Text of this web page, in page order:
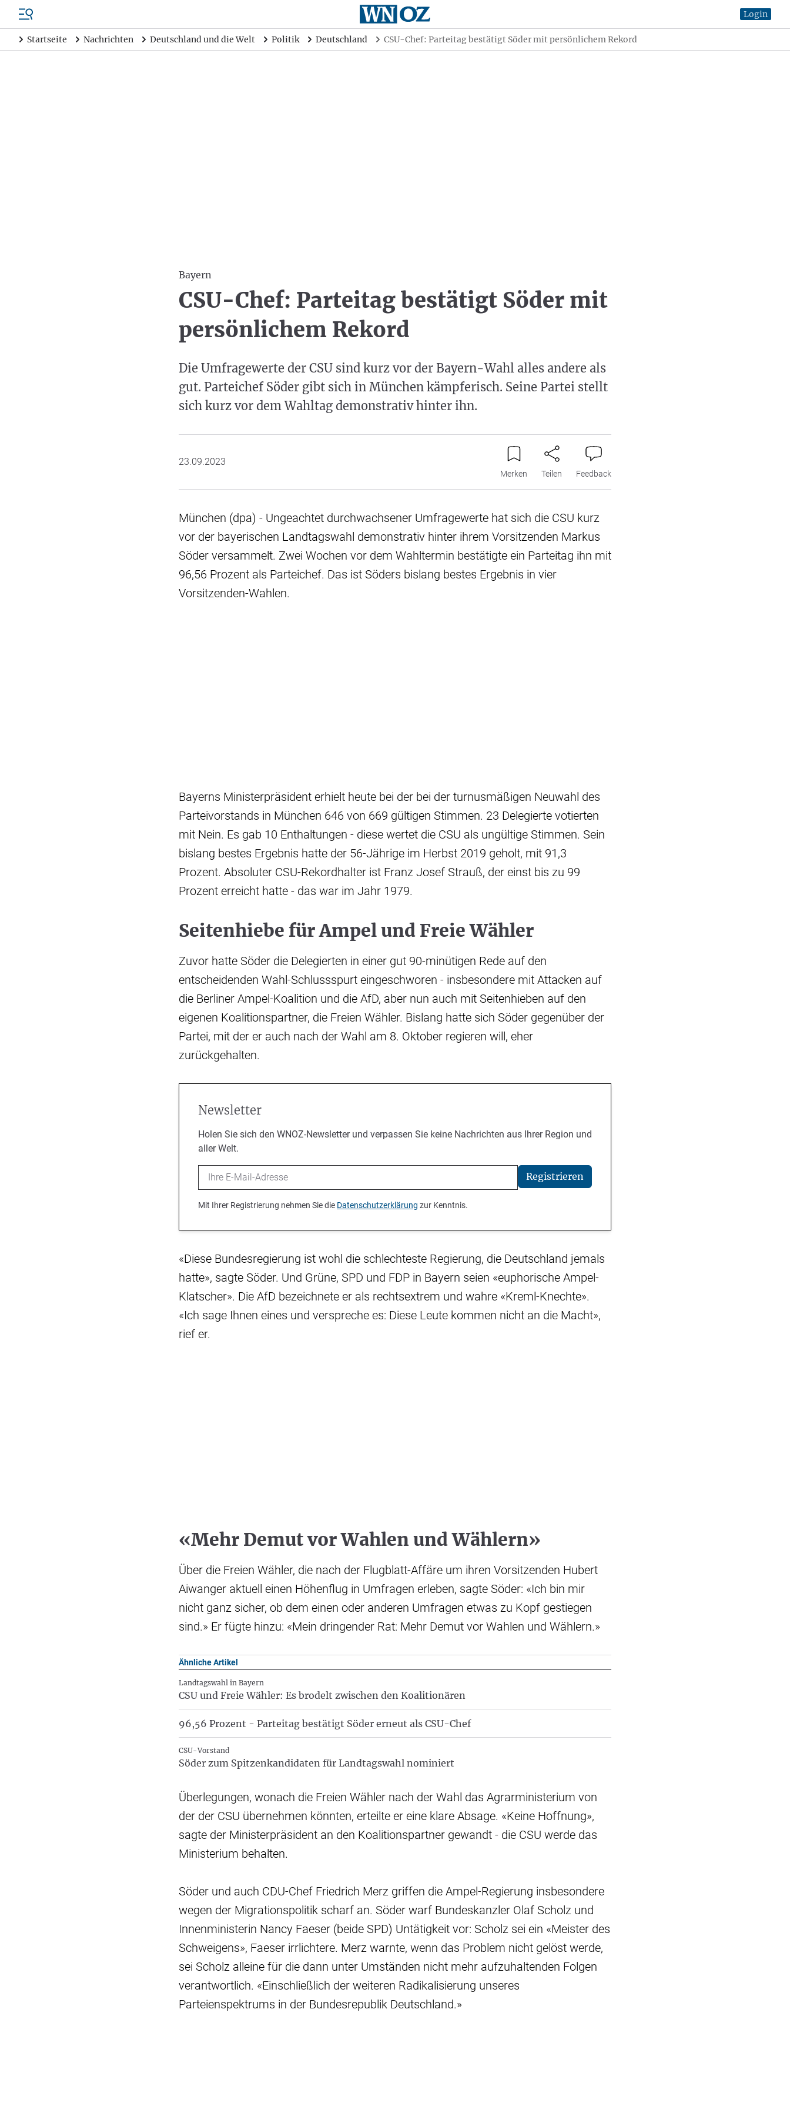
Login
Startseite Nachrichten Deutschland und die Welt Politik Deutschland CSU-Chef: Parteitag bestätigt Söder mit persönlichem Rekord
Bayern
CSU-Chef: Parteitag bestätigt Söder mit
persönlichem Rekord
Die Umfragewerte der CSU sind kurz vor der Bayern-Wahl alles andere als
gut. Parteichef Söder gibt sich in München kämpferisch. Seine Partei stellt
sich kurz vor dem Wahltag demonstrativ hinter ihn.
23.09.2023
Merken Teilen Feedback
München (dpa) - Ungeachtet durchwachsener Umfragewerte hat sich die CSU kurz
vor der bayerischen Landtagswahl demonstrativ hinter ihrem Vorsitzenden Markus
Söder versammelt. Zwei Wochen vor dem Wahltermin bestätigte ein Parteitag ihn mit
96,56 Prozent als Parteichef. Das ist Söders bislang bestes Ergebnis in vier
Vorsitzenden-Wahlen.
Bayerns Ministerpräsident erhielt heute bei der bei der turnusmäßigen Neuwahl des
Parteivorstands in München 646 von 669 gültigen Stimmen. 23 Delegierte votierten
mit Nein. Es gab 10 Enthaltungen - diese wertet die CSU als ungültige Stimmen. Sein
bislang bestes Ergebnis hatte der 56-Jährige im Herbst 2019 geholt, mit 91,3
Prozent. Absoluter CSU-Rekordhalter ist Franz Josef Strauß, der einst bis zu 99
Prozent erreicht hatte - das war im Jahr 1979.
Seitenhiebe für Ampel und Freie Wähler
Zuvor hatte Söder die Delegierten in einer gut 90-minütigen Rede auf den
entscheidenden Wahl-Schlussspurt eingeschworen - insbesondere mit Attacken auf
die Berliner Ampel-Koalition und die AfD, aber nun auch mit Seitenhieben auf den
eigenen Koalitionspartner, die Freien Wähler. Bislang hatte sich Söder gegenüber der
Partei, mit der er auch nach der Wahl am 8. Oktober regieren will, eher
zurückgehalten.
Newsletter
Holen Sie sich den WNOZ-Newsletter und verpassen Sie keine Nachrichten aus Ihrer Region und
aller Welt.
Email Registrieren
Mit Ihrer Registrierung nehmen Sie die Datenschutzerklärung zur Kenntnis.
«Diese Bundesregierung ist wohl die schlechteste Regierung, die Deutschland jemals
hatte», sagte Söder. Und Grüne, SPD und FDP in Bayern seien «euphorische Ampel-
Klatscher». Die AfD bezeichnete er als rechtsextrem und wahre «Kreml-Knechte».
«Ich sage Ihnen eines und verspreche es: Diese Leute kommen nicht an die Macht»,
rief er.
«Mehr Demut vor Wahlen und Wählern»
Über die Freien Wähler, die nach der Flugblatt-Affäre um ihren Vorsitzenden Hubert
Aiwanger aktuell einen Höhenflug in Umfragen erleben, sagte Söder: «Ich bin mir
nicht ganz sicher, ob dem einen oder anderen Umfragen etwas zu Kopf gestiegen
sind.» Er fügte hinzu: «Mein dringender Rat: Mehr Demut vor Wahlen und Wählern.»
Ähnliche Artikel
Landtagswahl in Bayern
CSU und Freie Wähler: Es brodelt zwischen den Koalitionären
96,56 Prozent - Parteitag bestätigt Söder erneut als CSU-Chef
CSU-Vorstand
Söder zum Spitzenkandidaten für Landtagswahl nominiert
Überlegungen, wonach die Freien Wähler nach der Wahl das Agrarministerium von
der der CSU übernehmen könnten, erteilte er eine klare Absage. «Keine Hoffnung»,
sagte der Ministerpräsident an den Koalitionspartner gewandt - die CSU werde das
Ministerium behalten.
Söder und auch CDU-Chef Friedrich Merz griffen die Ampel-Regierung insbesondere
wegen der Migrationspolitik scharf an. Söder warf Bundeskanzler Olaf Scholz und
Innenministerin Nancy Faeser (beide SPD) Untätigkeit vor: Scholz sei ein «Meister des
Schweigens», Faeser irrlichtere. Merz warnte, wenn das Problem nicht gelöst werde,
sei Scholz alleine für die dann unter Umständen nicht mehr aufzuhaltenden Folgen
verantwortlich. «Einschließlich der weiteren Radikalisierung unseres
Parteienspektrums in der Bundesrepublik Deutschland.»